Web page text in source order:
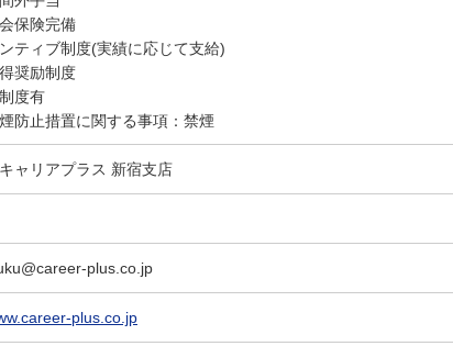
保険完備
ンティブ制度(実績に応じて支給)
奨励制度
度有
防止措置に関する事項：禁煙
ャリアプラス 新宿支店
plus.co.jp
plus.co.jp